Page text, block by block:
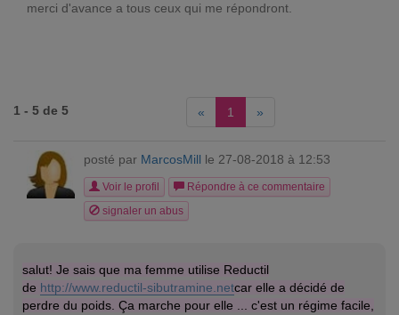
merci d'avance a tous ceux qui me répondront.
1 - 5 de 5 « 1 »
posté par MarcosMill le 27-08-2018 à 12:53
Voir le profil
Répondre à ce commentaire
signaler un abus
salut! Je sais que ma femme utilise Reductil
de http://www.reductil-sibutramine.netcar elle a décidé de
perdre du poids. Ça marche pour elle ... c'est un régime facile,